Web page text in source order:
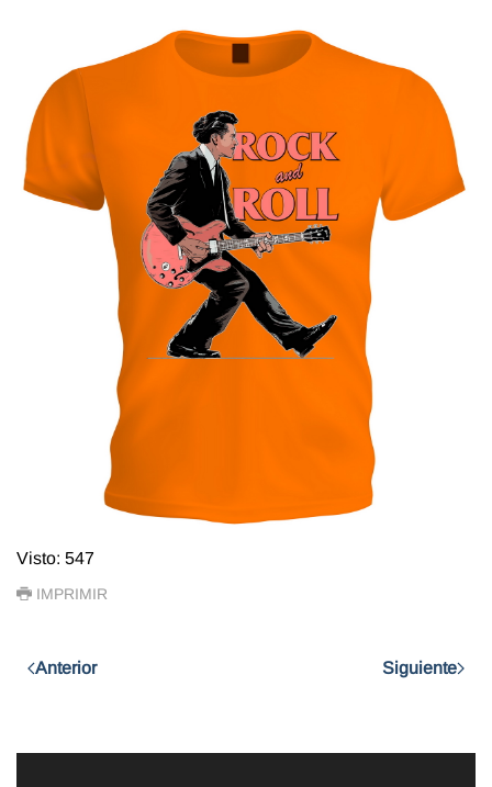
Visto: 547
IMPRIMIR
Anterior Siguiente